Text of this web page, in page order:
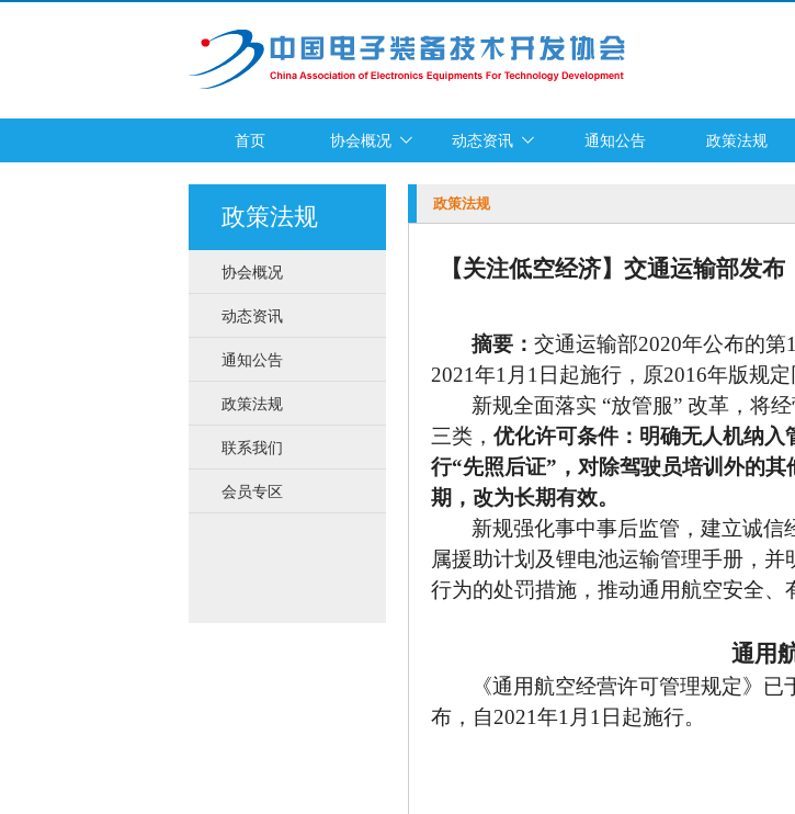
首页 协会概况 动态资讯 通知公告 政策法规
政策法规
协会概况
动态资讯
通知公告
政策法规
联系我们
会员专区
政策法规
【关注低空经济】交通运输部发
摘要：交通运输部2020年公布的
2021年1月1日起施行，原2016年版规定
新规全面落实 “放管服” 改革，将
三类， 优化许可条件：明确无人机纳
行“先照后证”，对除驾驶员培训外的
期，改为长期有效。
新规强化事中事后监管，建立诚
属援助计划及锂电池运输管理手册，
行为的处罚措施，推动通用航空安全、
通用
《通用航空经营许可管理规定》已
布，自2021年1月1日起施行。